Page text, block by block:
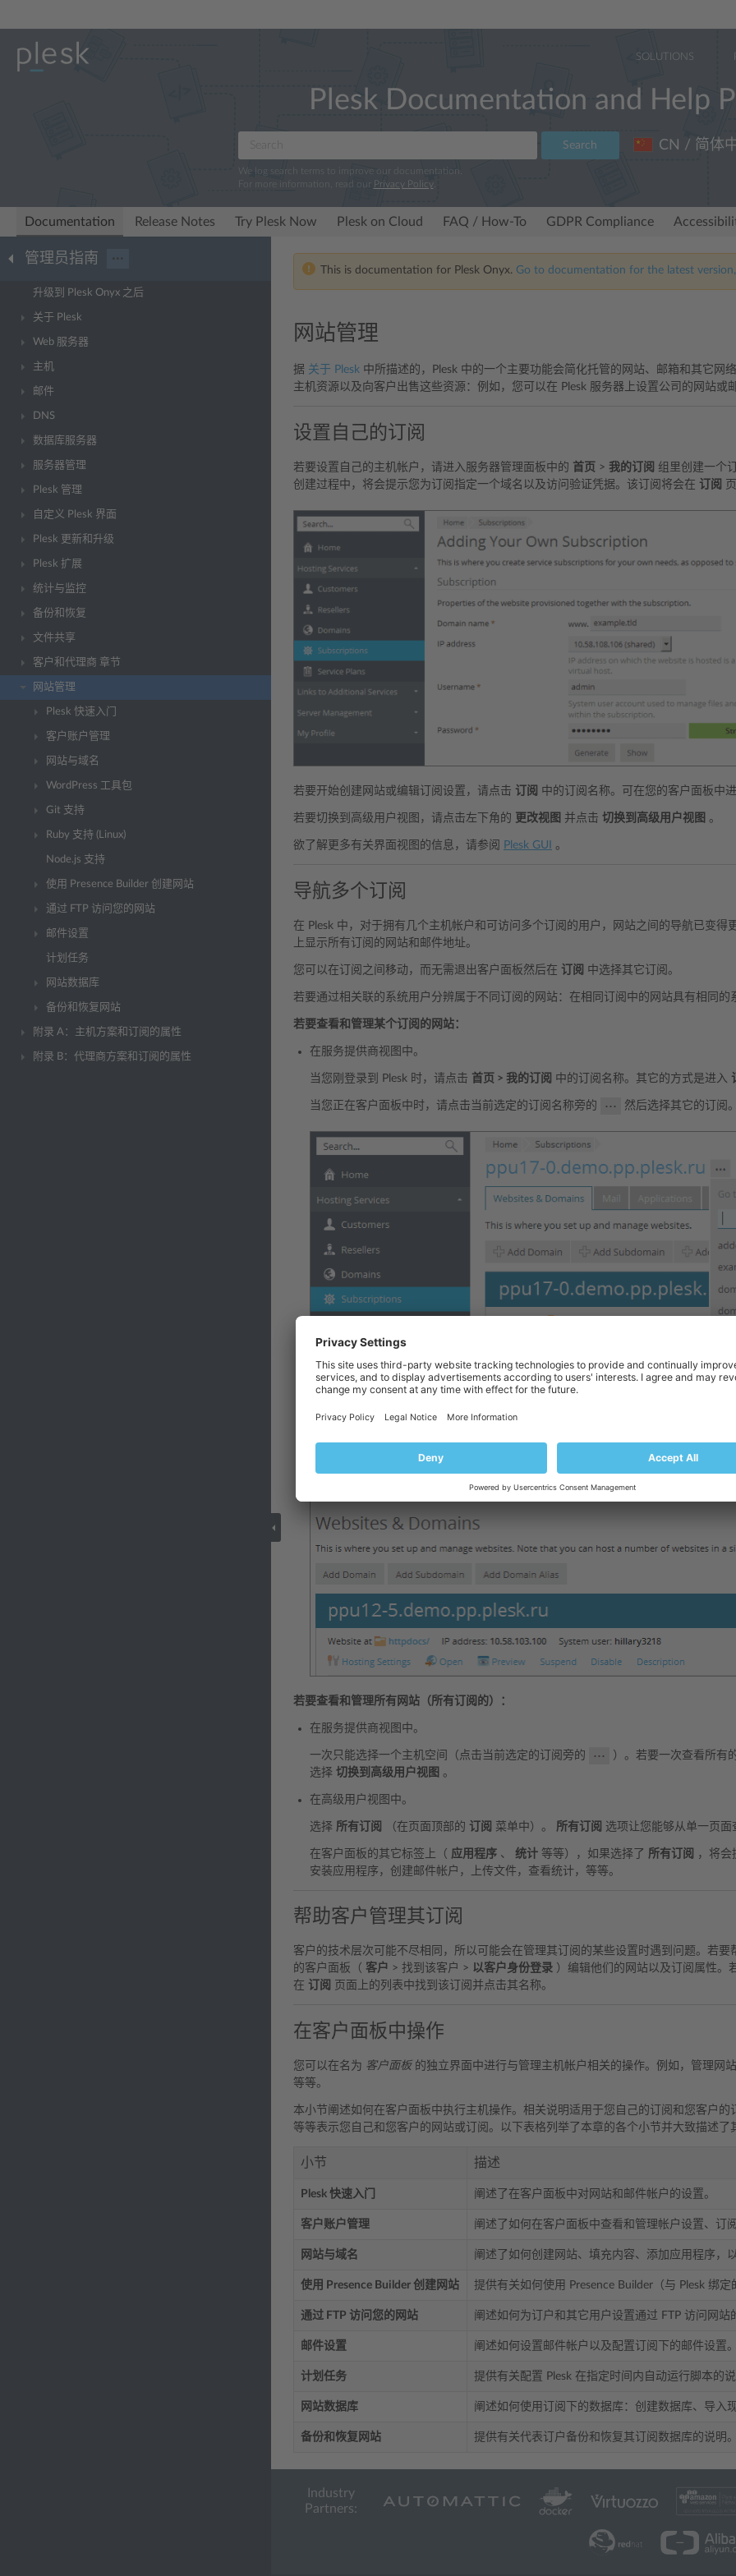
SOLUTIONS
Plesk Documentation and Help
Search
We log search terms to improve our documentation.
For more information, read our Privacy Policy.
CN / 简体
Documentation Release Notes Try Plesk Now Plesk on Cloud FAQ / How-To GDPR Compliance
管理员指南 ···
升级到 Plesk Onyx 之后
关于 Plesk
Web 服务器
主机
邮件
DNS
数据库服务器
服务器管理
Plesk 管理
自定义 Plesk 界面
Plesk 更新和升级
Plesk 扩展
统计与监控
备份和恢复
文件共享
客户和代理商 章节
网站管理
Plesk 快速入门
客户账户管理
网站与域名
WordPress 工具包
Git 支持
Ruby 支持 (Linux)
Node.js 支持
使用 Presence Builder 创建网站
通过 FTP 访问您的网站
邮件设置
计划任务
网站数据库
备份和恢复网站
附录 A：主机方案和订阅的属性
附录 B：代理商方案和订阅的属性
This is documentation for Plesk Onyx. Go to documentation for the latest version,
网站管理
据 关于 Plesk 中所描述的，Plesk 中的一个主要功能会简化托管的网站、邮箱和其它网
主机资源以及向客户出售这些资源：例如，您可以在 Plesk 服务器上设置公司的网站或
设置自己的订阅
若要设置自己的主机帐户，请进入服务器管理面板中的 首页 > 我的订阅 组里创建一个
创建过程中，将会提示您为订阅指定一个域名以及访问验证凭据。该订阅将会在 订阅
若要开始创建网站或编辑订阅设置，请点击 订阅 中的订阅名称。可在您的客户面板中
若要切换到高级用户视图，请点击左下角的 更改视图 并点击 切换到高级用户视图 。
欲了解更多有关界面视图的信息，请参阅 Plesk GUI 。
导航多个订阅
在 Plesk 中，对于拥有几个主机帐户和可访问多个订阅的用户，网站之间的导航已变得
上显示所有订阅的网站和邮件地址。
您可以在订阅之间移动，而无需退出客户面板然后在 订阅 中选择其它订阅。
若要通过相关联的系统用户分辨属于不同订阅的网站：在相同订阅中的网站具有相同的
若要查看和管理某个订阅的网站：
在服务提供商视图中。
当您刚登录到 Plesk 时，请点击 首页 > 我的订阅 中的订阅名称。其它的方式是进入
当您正在客户面板中时，请点击当前选定的订阅名称旁的 然后选择其它的订阅
在高级用户视图中。
若要查看和管理所有网站（所有订阅的）：
在服务提供商视图中。
一次只能选择一个主机空间（点击当前选定的订阅旁的
）。若要一次查看所有
选择 切换到高级用户视图 。
在高级用户视图中。
选择 所有订阅 （在页面顶部的 订阅 菜单中）。 所有订阅 选项让您能够从单一页
在客户面板的其它标签上（ 应用程序 、 统计 等等），如果选择了 所有订阅
，将会
安装应用程序，创建邮件帐户，上传文件，查看统计，等等。
帮助客户管理其订阅
客户的技术层次可能不尽相同，所以可能会在管理其订阅的某些设置时遇到问题。若
的客户面板（ 客户 > 找到该客户 > 以客户身份登录 ）编辑他们的网站以及订阅属性。
在 订阅 页面上的列表中找到该订阅并点击其名称。
在客户面板中操作
您可以在名为 客户面板 的独立界面中进行与管理主机帐户相关的操作。例如，管理网
等等。
本小节阐述如何在客户面板中执行主机操作。相关说明适用于您自己的订阅和您客户
等等表示您自己和您客户的网站或订阅。以下表格列举了本章的各个小节并大致描述了
小节 描述
Plesk 快速入门 阐述了在客户面板中对网站和邮件帐户的设置。
客户账户管理 阐述了如何在客户面板中查看和管理帐户设置、订
网站与域名 阐述了如何创建网站、填充内容、添加应用程序，
使用 Presence Builder 创建网站 提供有关如何使用 Presence Builder（与 Plesk 绑
通过 FTP 访问您的网站 阐述如何为订户和其它用户设置通过 FTP 访问网站
邮件设置 阐述如何设置邮件帐户以及配置订阅下的邮件设置
计划任务 提供有关配置 Plesk 在指定时间内自动运行脚本的
网站数据库 阐述如何使用订阅下的数据库：创建数据库、导入
备份和恢复网站 提供有关代表订户备份和恢复其订阅数据库的说明
Industry
Partners: